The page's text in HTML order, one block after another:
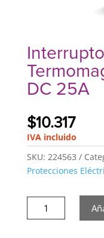
DC 25A
$10.317
IVA incluido
SKU: 224563
Protecciones
Interruptor
Termomagnético